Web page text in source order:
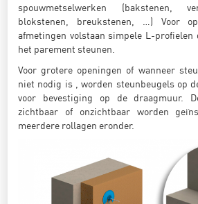
spouwmetselwerken (bakstenen,
blokstenen, breukstenen, …) Voor
afmetingen volstaan simpele L-
het parement steunen.
Voor grotere openingen of wanneer
niet nodig is , worden steunbeugels op
voor bevestiging op de draagmuur.
zichtbaar of onzichtbaar worden
meerdere rollagen eronder.